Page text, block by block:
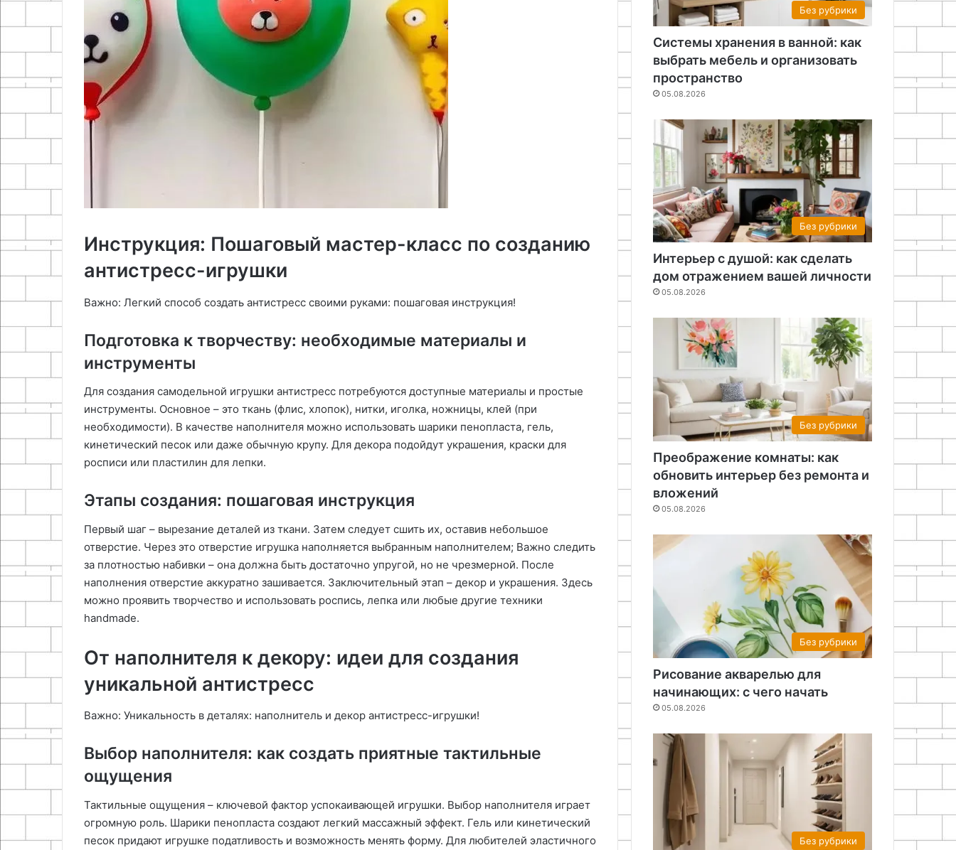
Инструкция: Пошаговый мастер-класс по созданию
антистресс-игрушки
Важно: Легкий способ создать антистресс своими руками: пошаговая инструкция!
Подготовка к творчеству: необходимые материалы и
инструменты
Для создания самодельной игрушки антистресс потребуются доступные материалы и простые
инструменты. Основное – это ткань (флис, хлопок), нитки, иголка, ножницы, клей (при
необходимости). В качестве наполнителя можно использовать шарики пенопласта, гель,
кинетический песок или даже обычную крупу. Для декора подойдут украшения, краски для
росписи или пластилин для лепки.
Этапы создания: пошаговая инструкция
Первый шаг – вырезание деталей из ткани. Затем следует сшить их, оставив небольшое
отверстие. Через это отверстие игрушка наполняется выбранным наполнителем; Важно следить
за плотностью набивки – она должна быть достаточно упругой, но не чрезмерной. После
наполнения отверстие аккуратно зашивается. Заключительный этап – декор и украшения. Здесь
можно проявить творчество и использовать роспись, лепка или любые другие техники
handmade.
От наполнителя к декору: идеи для создания
уникальной антистресс
Важно: Уникальность в деталях: наполнитель и декор антистресс-игрушки!
Выбор наполнителя: как создать приятные тактильные
ощущения
Тактильные ощущения – ключевой фактор успокаивающей игрушки. Выбор наполнителя играет
огромную роль. Шарики пенопласта создают легкий массажный эффект. Гель или кинетический
песок придают игрушке податливость и возможность менять форму. Для любителей эластичного
Без рубрики
Системы хранения в ванной: как
выбрать мебель и организовать
пространство
05.08.2026
Без рубрики
Интерьер с душой: как сделать
дом отражением вашей личности
05.08.2026
Без рубрики
Преображение комнаты: как
обновить интерьер без ремонта и
вложений
05.08.2026
Без рубрики
Рисование акварелью для
начинающих: с чего начать
05.08.2026
Без рубрики